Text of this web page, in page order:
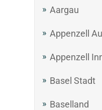
Aargau
Appenzell
Appenzell
Basel Stadt
Baselland